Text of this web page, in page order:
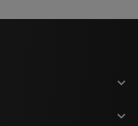

